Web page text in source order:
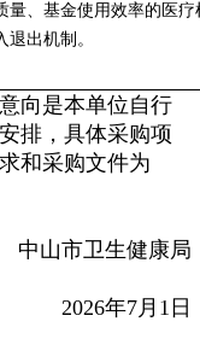
量、基金使用效率的医疗
退出机制。
是本单位自行
排，具体采购项
和采购文件为
中山市卫生健康局
2026年7月1日